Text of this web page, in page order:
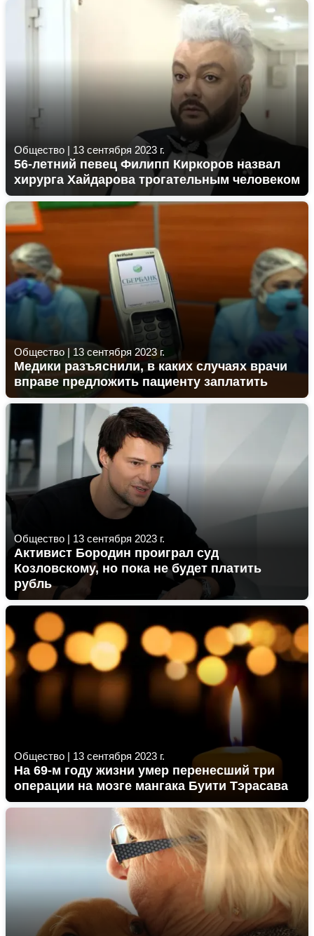
Общество | 13 сентября 2023 г.
56-летний певец Филипп Киркоров назвал
хирурга Хайдарова трогательным человеком
Общество | 13 сентября 2023 г.
Медики разъяснили, в каких случаях врачи
вправе предложить пациенту заплатить
Общество | 13 сентября 2023 г.
Активист Бородин проиграл суд
Козловскому, но пока не будет платить
рубль
Общество | 13 сентября 2023 г.
На 69-м году жизни умер перенесший три
операции на мозге мангака Буити Тэрасава